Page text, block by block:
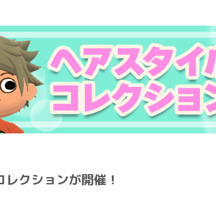
クションが開催！